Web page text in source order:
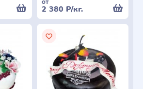
от
2 380 Р/кг.